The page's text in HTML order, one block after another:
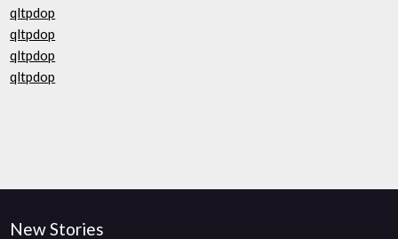
qltpdop
qltpdop
qltpdop
qltpdop
New Stories